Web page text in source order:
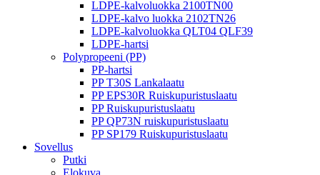
LDPE-kalvoluokka 2100TN00
LDPE-kalvo luokka 2102TN26
LDPE-kalvoluokka QLT04 QLF39
LDPE-hartsi
Polypropeeni (PP)
PP-hartsi
PP T30S Lankalaatu
PP EPS30R Ruiskupuristuslaatu
PP Ruiskupuristuslaatu
PP QP73N ruiskupuristuslaatu
PP SP179 Ruiskupuristuslaatu
Sovellus
Putki
Elokuva